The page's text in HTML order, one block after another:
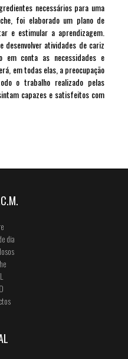
necessários para uma
foi elaborado um plano de
e estimular a aprendizagem.
desenvolver atividades de cariz
em conta as necessidades e
em todas elas, a preocupação
o trabalho realizado pelas
capazes e satisfeitos com
dia